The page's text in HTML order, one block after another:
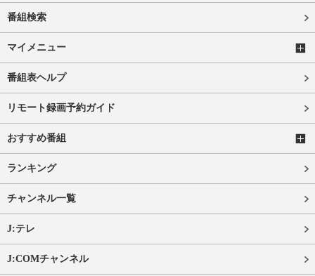
番組検索
マイメニュー
番組表ヘルプ
リモート録画予約ガイド
おすすめ番組
ランキング
チャンネル一覧
J:テレ
J:COMチャンネル